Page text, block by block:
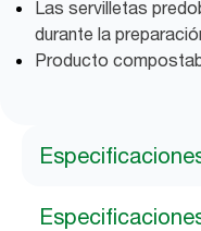
Las servilletas
durante la
Producto